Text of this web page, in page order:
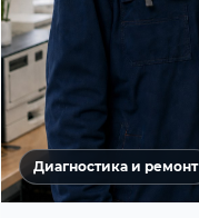
Диагностика и ремонт